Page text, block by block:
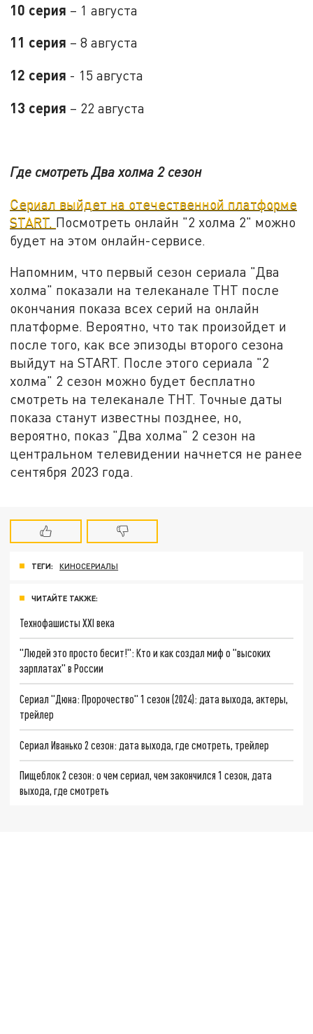
10 серия – 1 августа
11 серия – 8 августа
12 серия - 15 августа
13 серия – 22 августа
Где смотреть Два холма 2 сезон
Сериал выйдет на отечественной платформе
START. Посмотреть онлайн "2 холма 2" можно
будет на этом онлайн-сервисе.
Напомним, что первый сезон сериала "Два
холма" показали на телеканале ТНТ после
окончания показа всех серий на онлайн
платформе. Вероятно, что так произойдет и
после того, как все эпизоды второго сезона
выйдут на START. После этого сериала "2
холма" 2 сезон можно будет бесплатно
смотреть на телеканале ТНТ. Точные даты
показа станут известны позднее, но,
вероятно, показ "Два холма" 2 сезон на
центральном телевидении начнется не ранее
сентября 2023 года.
ТЕГИ: КИНОСЕРИАЛЫ
ЧИТАЙТЕ ТАКЖЕ:
Технофашисты XXI века
"Людей это просто бесит!": Кто и как создал миф о "высоких
зарплатах" в России
Сериал "Дюна: Пророчество" 1 сезон (2024): дата выхода, актеры,
трейлер
Сериал Иванько 2 сезон: дата выхода, где смотреть, трейлер
Пищеблок 2 сезон: о чем сериал, чем закончился 1 сезон, дата
выхода, где смотреть